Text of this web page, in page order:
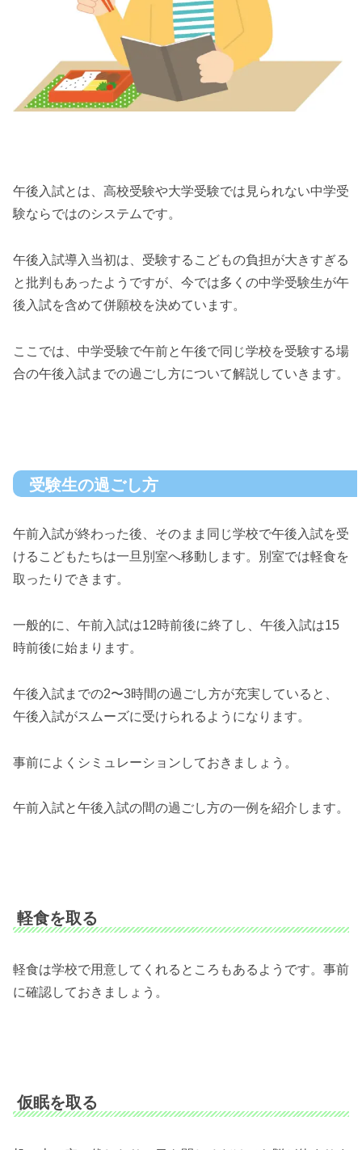
午後入試とは、高校受験や大学受験では見られない中学受
験ならではのシステムです。
午後入試導入当初は、受験するこどもの負担が大きすぎる
と批判もあったようですが、今では多くの中学受験生が午
後入試を含めて併願校を決めています。
ここでは、中学受験で午前と午後で同じ学校を受験する場
合の午後入試までの過ごし方について解説していきます。
受験生の過ごし方
午前入試が終わった後、そのまま同じ学校で午後入試を受
けるこどもたちは一旦別室へ移動します。別室では軽食を
取ったりできます。
一般的に、午前入試は12時前後に終了し、午後入試は15
時前後に始まります。
午後入試までの2〜3時間の過ごし方が充実していると、
午後入試がスムーズに受けられるようになります。
事前によくシミュレーションしておきましょう。
午前入試と午後入試の間の過ごし方の一例を紹介します。
軽食を取る
軽食は学校で用意してくれるところもあるようです。事前
に確認しておきましょう。
仮眠を取る